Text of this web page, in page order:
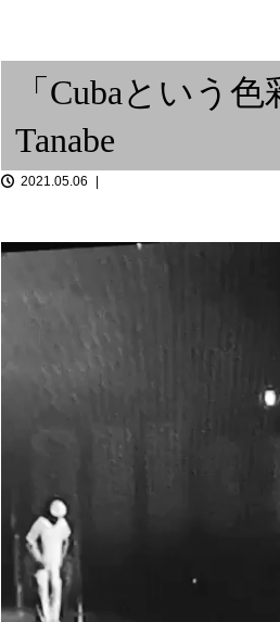
鳴尾二胡教室 教室訓
「Cubaという
Tanabe
2021.05.06
動